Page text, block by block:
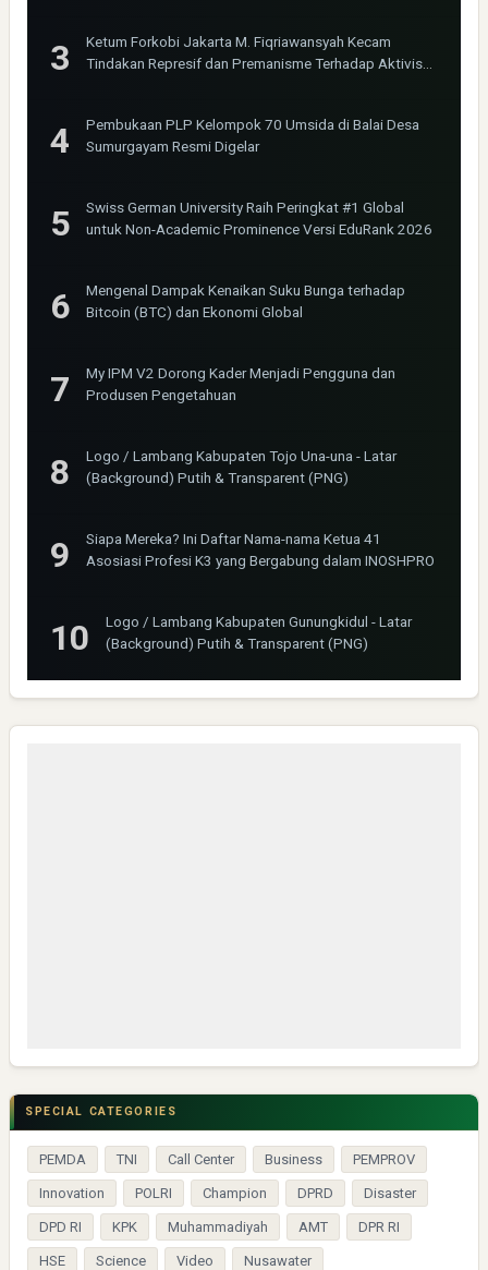
Ketum Forkobi Jakarta M. Fiqriawansyah Kecam
Tindakan Represif dan Premanisme Terhadap Aktivis
Pembukaan PLP Kelompok 70 Umsida di Balai Desa
Sumurgayam Resmi Digelar
Swiss German University Raih Peringkat #1 Global
untuk Non-Academic Prominence Versi EduRank 2026
Mengenal Dampak Kenaikan Suku Bunga terhadap
Bitcoin (BTC) dan Ekonomi Global
My IPM V2 Dorong Kader Menjadi Pengguna dan
Produsen Pengetahuan
Logo / Lambang Kabupaten Tojo Una-una - Latar
(Background) Putih & Transparent (PNG)
Siapa Mereka? Ini Daftar Nama-nama Ketua 41
Asosiasi Profesi K3 yang Bergabung dalam INOSHPRO
Logo / Lambang Kabupaten Gunungkidul - Latar
(Background) Putih & Transparent (PNG)
SPECIAL CATEGORIES
PEMDA TNI Call Center Business PEMPROV
Innovation POLRI Champion DPRD Disaster
DPD RI KPK Muhammadiyah AMT DPR RI
HSE Science Video Nusawater